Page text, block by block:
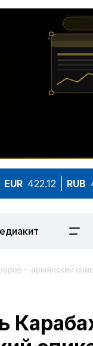
EUR 422.12 RUB
– армянский